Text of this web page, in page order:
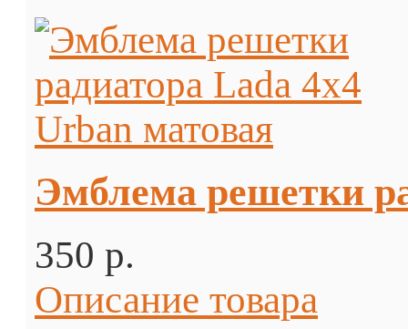
Эмблема решетки
350 p.
Описание товара